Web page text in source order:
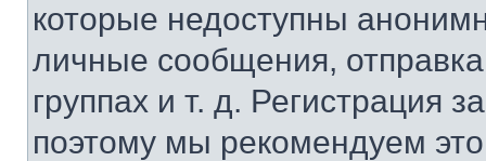
которые недоступны
личные сообщения,
группах и т. д. Регистрация
поэтому мы рекомендуем